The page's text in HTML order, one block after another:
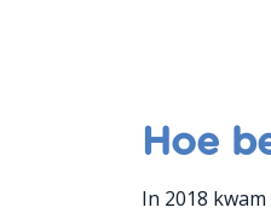
Hoe
In 2018